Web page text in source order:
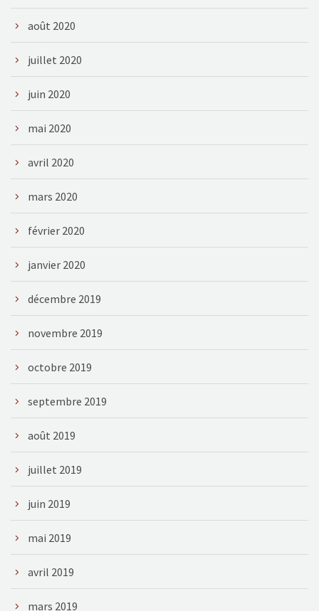
août 2020
juillet 2020
juin 2020
mai 2020
avril 2020
mars 2020
février 2020
janvier 2020
décembre 2019
novembre 2019
octobre 2019
septembre 2019
août 2019
juillet 2019
juin 2019
mai 2019
avril 2019
mars 2019